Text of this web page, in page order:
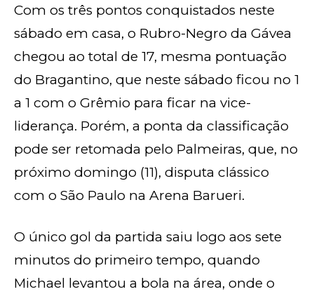
Com os três pontos conquistados neste
sábado em casa, o Rubro-Negro da Gávea
chegou ao total de 17, mesma pontuação
do Bragantino, que neste sábado ficou no 1
a 1 com o Grêmio para ficar na vice-
liderança. Porém, a ponta da classificação
pode ser retomada pelo Palmeiras, que, no
próximo domingo (11), disputa clássico
com o São Paulo na Arena Barueri.
O único gol da partida saiu logo aos sete
minutos do primeiro tempo, quando
Michael levantou a bola na área, onde o